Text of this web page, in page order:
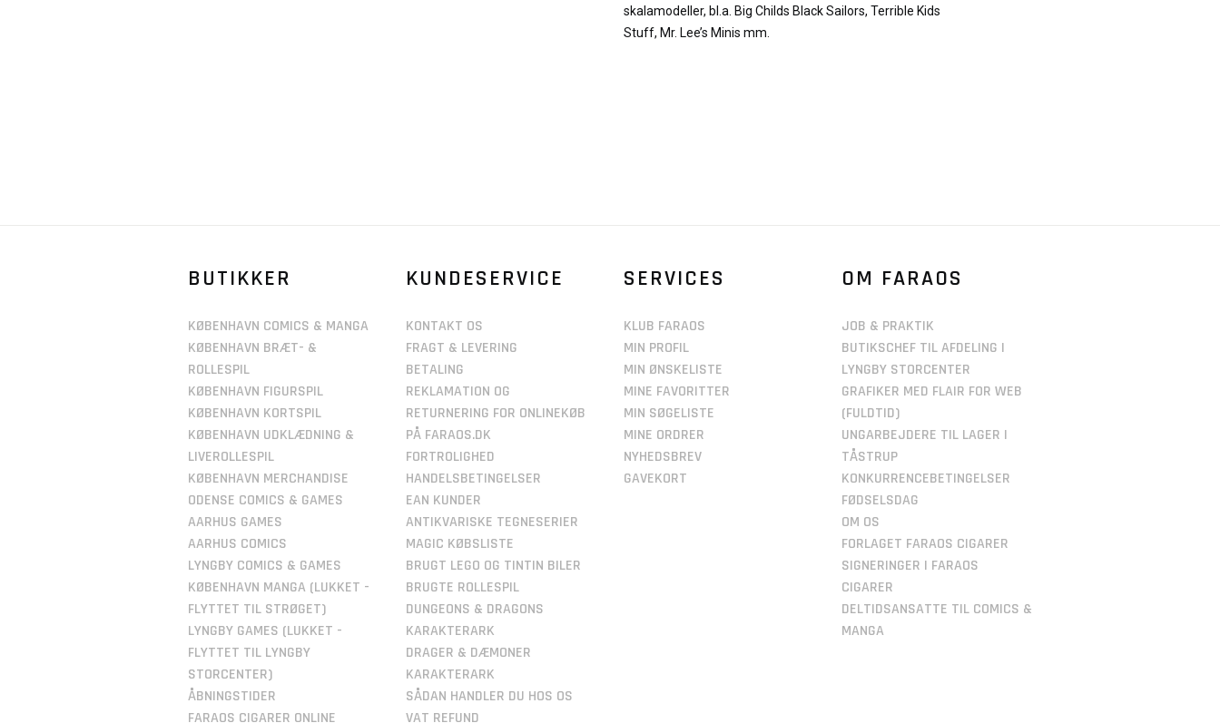
skalamodeller, bl.a. Big Childs Black Sailors, Terrible Kids
Stuff, Mr. Lee’s Minis mm.
BUTIKKER
KØBENHAVN COMICS & MANGA
KØBENHAVN BRÆT- &
ROLLESPIL
KØBENHAVN FIGURSPIL
KØBENHAVN KORTSPIL
KØBENHAVN UDKLÆDNING &
LIVEROLLESPIL
KØBENHAVN MERCHANDISE
ODENSE COMICS & GAMES
AARHUS GAMES
AARHUS COMICS
LYNGBY COMICS & GAMES
KØBENHAVN MANGA (LUKKET -
FLYTTET TIL STRØGET)
LYNGBY GAMES (LUKKET -
FLYTTET TIL LYNGBY
STORCENTER)
ÅBNINGSTIDER
FARAOS CIGARER ONLINE
KUNDESERVICE
KONTAKT OS
FRAGT & LEVERING
BETALING
REKLAMATION OG
RETURNERING FOR ONLINEKØB
PÅ FARAOS.DK
FORTROLIGHED
HANDELSBETINGELSER
EAN KUNDER
ANTIKVARISKE TEGNESERIER
MAGIC KØBSLISTE
BRUGT LEGO OG TINTIN BILER
BRUGTE ROLLESPIL
DUNGEONS & DRAGONS
KARAKTERARK
DRAGER & DÆMONER
KARAKTERARK
SÅDAN HANDLER DU HOS OS
VAT REFUND
SERVICES
KLUB FARAOS
MIN PROFIL
MIN ØNSKELISTE
MINE FAVORITTER
MIN SØGELISTE
MINE ORDRER
NYHEDSBREV
GAVEKORT
OM FARAOS
JOB & PRAKTIK
BUTIKSCHEF TIL AFDELING I
LYNGBY STORCENTER
GRAFIKER MED FLAIR FOR WEB
(FULDTID)
UNGARBEJDERE TIL LAGER I
TÅSTRUP
KONKURRENCEBETINGELSER
FØDSELSDAG
OM OS
FORLAGET FARAOS CIGARER
SIGNERINGER I FARAOS
CIGARER
DELTIDSANSATTE TIL COMICS &
MANGA